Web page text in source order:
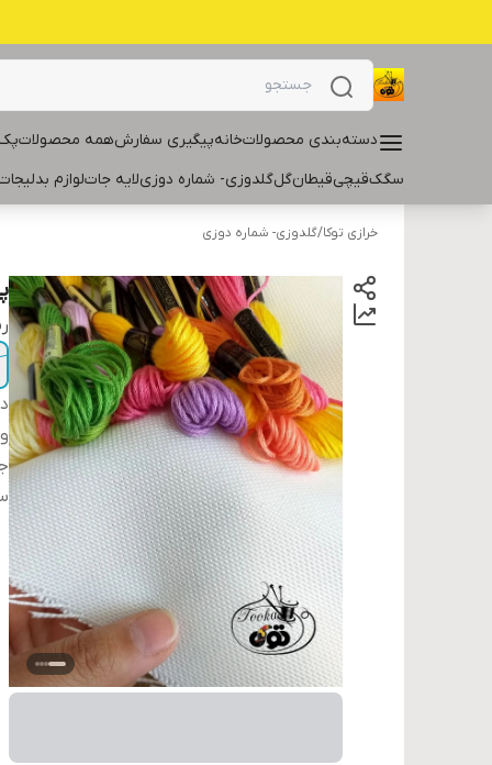
دسته‌بندی محصولاتخانهپیگیری سفارشهمه محصولات
سگکقیچیقیطانگلگلدوزی- شماره دوزیلایه جاتلوازم
خرازی توکا/گلدوزی- شماره دوزی